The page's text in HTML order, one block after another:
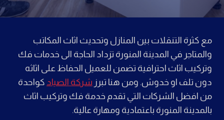
مع كثرة التنقلات بين المنازل وتحديث اثاث المكاتب
والمتاجر في المدينة المنورة تزداد الحاجة الى خدمات فك
وتركيب اثاث احترافية تضمن للعميل الحفاظ على اثاثه
دون تلف او خدوش. ومن هنا تبرز شركة الصياد كواحدة
من افضل الشركات التي تقدم خدمة فك وتركيب اثاث
بالمدينة المنورة باعتمادية ومهارة عالية.